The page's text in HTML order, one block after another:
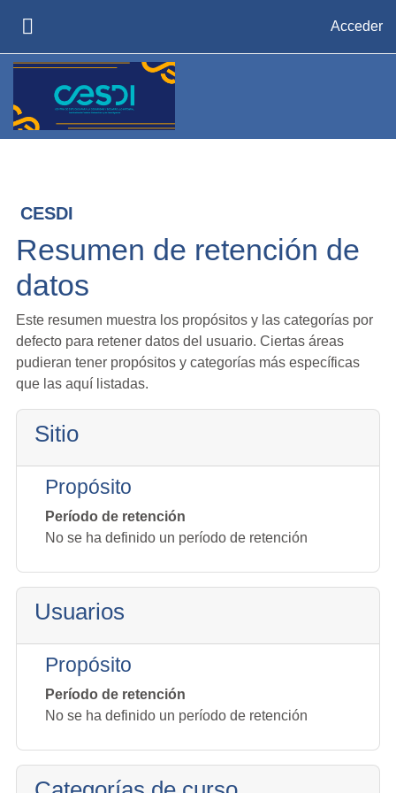
Acceder
CESDI
Resumen de retención de
datos
Este resumen muestra los propósitos y las categorías por
defecto para retener datos del usuario. Ciertas áreas
pudieran tener propósitos y categorías más específicas
que las aquí listadas.
Sitio
Propósito
Período de retención
No se ha definido un período de retención
Usuarios
Propósito
Período de retención
No se ha definido un período de retención